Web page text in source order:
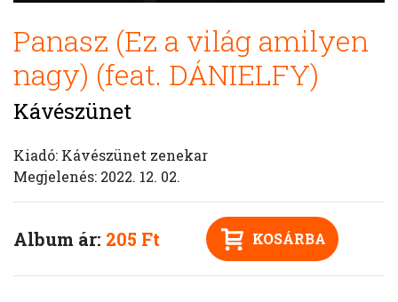
Panasz (Ez a világ amilyen
nagy) (feat. DÁNIELFY)
Kávészünet
Kiadó: Kávészünet zenekar
Megjelenés: 2022. 12. 02.
Album ár: 205 Ft KOSÁRBA